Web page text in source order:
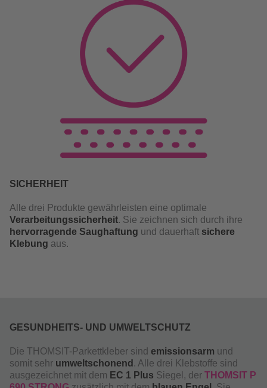
SICHERHEIT
Alle drei Produkte gewährleisten eine optimale
Verarbeitungssicherheit. Sie zeichnen sich durch ihre
hervorragende Saughaftung und dauerhaft sichere
Klebung aus.
GESUNDHEITS- UND UMWELTSCHUTZ
Die THOMSIT-Parkettkleber sind emissionsarm und
somit sehr umweltschonend . Alle drei Klebstoffe sind
ausgezeichnet mit dem EC 1 Plus Siegel, der THOMSIT P